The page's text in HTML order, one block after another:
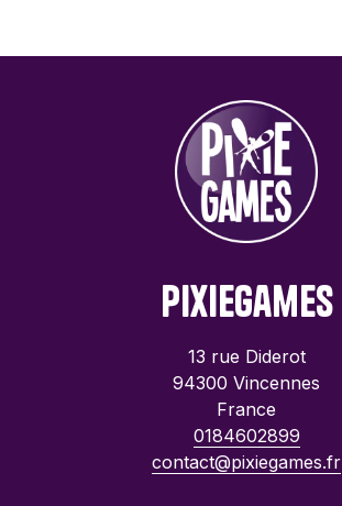
PixieGames
13 rue Diderot
94300 Vincennes
France
0184602899
contact@pixiegames.fr